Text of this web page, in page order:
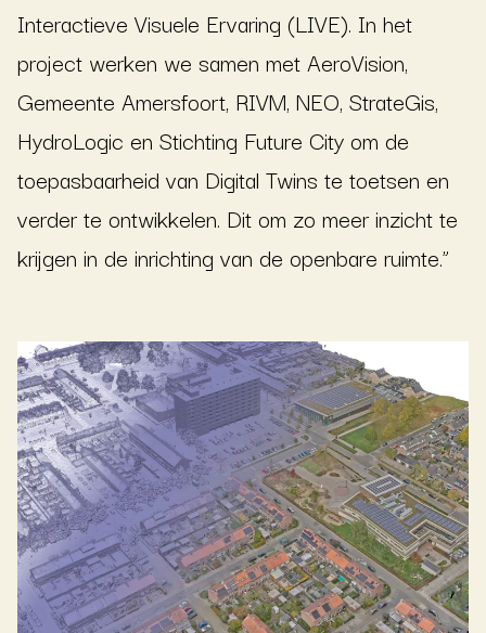
Interactieve Visuele Ervaring (LIVE). In het
project werken we samen met AeroVision,
Gemeente Amersfoort, RIVM, NEO, StrateGis,
HydroLogic en Stichting Future City om de
toepasbaarheid van Digital Twins te toetsen en
verder te ontwikkelen. Dit om zo meer inzicht te
krijgen in de inrichting van de openbare ruimte.”